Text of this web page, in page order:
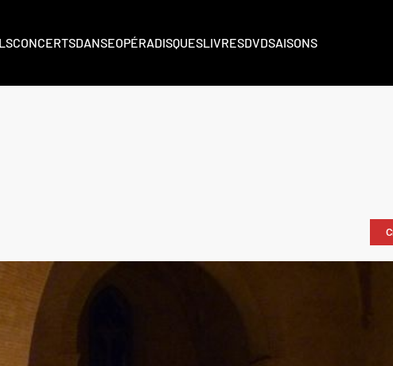
CONCERTSDANSEOPÉRADISQUESLIVRESDVDSAISONS